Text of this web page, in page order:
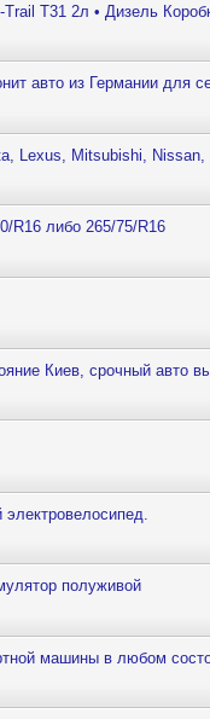
T31 2л • Дизель
авто из Германии для
Lexus, Mitsubishi,
R16 либо 265/75/R16
Киев, срочный авто
полуживой
машины в любом